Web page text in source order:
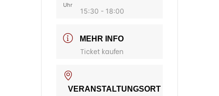
Uhr
15:30 - 18:00
MEHR INFO
Ticket kaufen
VERANSTALTUNGSORT